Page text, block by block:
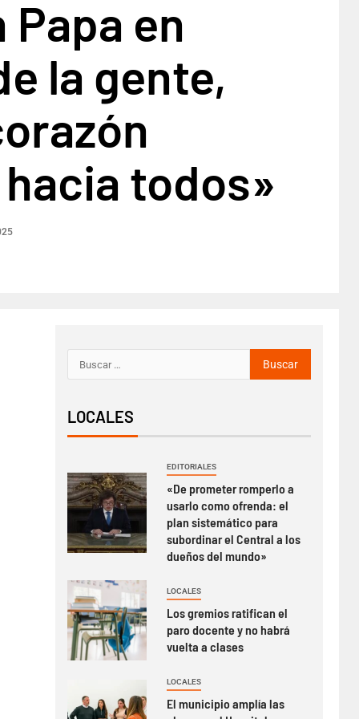
Papa en
la gente,
todos»
LOCALES
EDITORIALES
«De prometer romperlo a
usarlo como ofrenda: el
plan sistemático para
subordinar el Central a los
dueños del mundo»
LOCALES
Los gremios ratifican el
paro docente y no habrá
vuelta a clases
LOCALES
El municipio amplía las